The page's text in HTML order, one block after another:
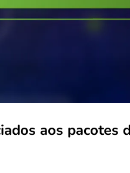
aos pacotes